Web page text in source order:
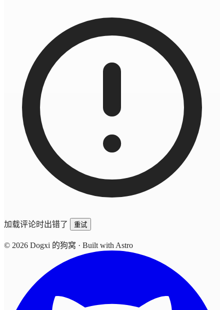
加载评论时出错了 重试
© 2026 Dogxi 的狗窝 · Built with Astro